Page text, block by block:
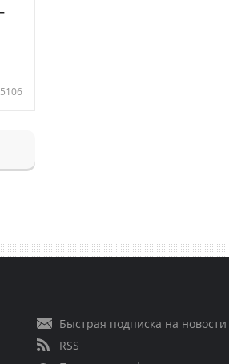
5106
Быстрая подписка на новости
RSS